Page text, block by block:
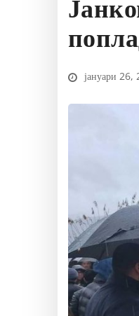
јануари 26,